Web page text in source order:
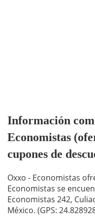
Información
Economistas
cupones de
Oxxo - Economistas
Economistas se
Economistas 242,
México. (GPS: